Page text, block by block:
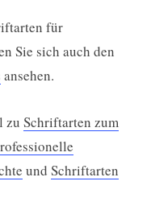
für
Sie sich auch den
ansehen.
zu Schriftarten zum
und Schriftarten